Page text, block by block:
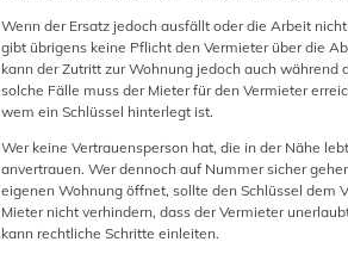
Wenn der Ersatz jedoch ausfällt oder die Arbeit
gibt übrigens keine Pflicht den Vermieter über die
kann der Zutritt zur Wohnung jedoch auch
solche Fälle muss der Mieter für den Vermieter
wem ein Schlüssel hinterlegt ist.
Wer keine Vertrauensperson hat, die in der Nähe
anvertrauen. Wer dennoch auf Nummer sicher
eigenen Wohnung öffnet, sollte den Schlüssel dem
Mieter nicht verhindern, dass der Vermieter
kann rechtliche Schritte einleiten.